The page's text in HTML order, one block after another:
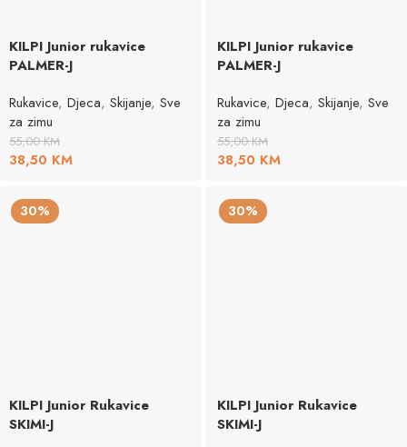
KILPI Junior rukavice
PALMER-J
Rukavice, Djeca, Skijanje, Sve
za zimu
55,00KM
38,50 KM
KILPI Junior rukavice
PALMER-J
Rukavice, Djeca, Skijanje, Sve
za zimu
55,00KM
38,50 KM
30%
KILPI Junior Rukavice
SKIMI-J
30%
KILPI Junior Rukavice
SKIMI-J